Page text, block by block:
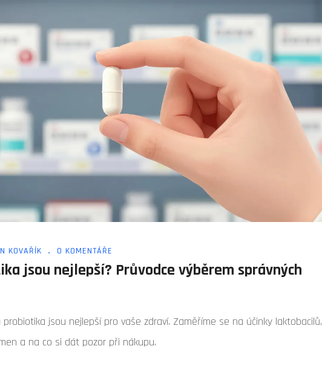
KOVAŘÍK 0 KOMENTÁŘE
jsou nejlepší? Průvodce výběrem správných
jsou nejlepší pro vaše zdraví. Zaměříme se na účinky laktobacilů,
a na co si dát pozor při nákupu.